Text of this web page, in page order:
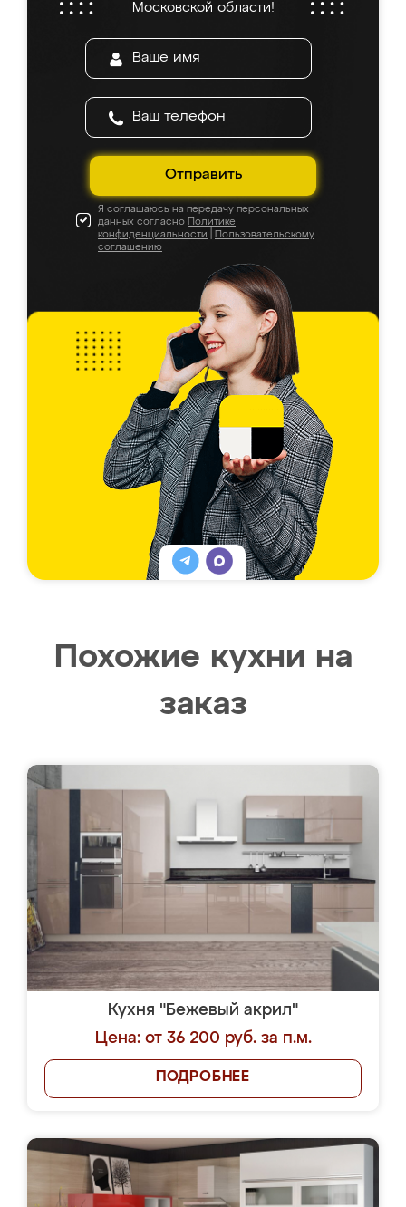
Московской области!
Отправить
Я соглашаюсь на передачу персональных
данных согласно Политике
конфиденциальности
Пользовательскому
соглашению
Похожие кухни на
заказ
Кухня "Бежевый акрил"
Цена: от 36 200 руб. за п.м.
ПОДРОБНЕЕ